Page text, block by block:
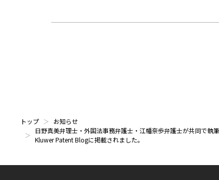
トップ
お知らせ
日野真美弁理士・外国法事務弁護士・江幡奈歩弁護士が共同で
Kluwer Patent Blogに掲載されました。